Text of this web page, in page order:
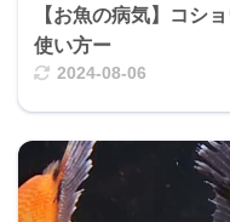
【お魚の病気】コシ
使い方ー
2024-08-06